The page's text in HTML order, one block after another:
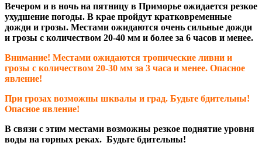
Вечером и в ночь на пятницу в Приморье ожидается резкое
ухудшение погоды. В крае пройдут кратковременные
дожди и грозы. Местами ожидаются очень сильные дожди
и грозы с количеством 20-40 мм и более за 6 часов и менее.
Внимание! Местами ожидаются тропические ливни и
грозы с количеством 20-30 мм за 3 часа и менее. Опасное
явление!
При грозах возможны шквалы и град. Будьте бдительны!
Опасное явление!
В связи с этим местами возможны резкое поднятие уровня
воды на горных реках. Будьте бдительны!